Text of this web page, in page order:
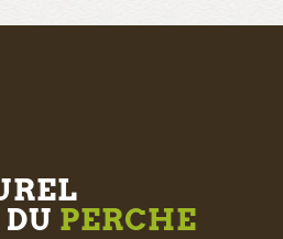
PERCHE